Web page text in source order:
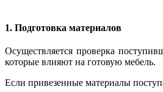
1. Подготовка материалов
Осуществляется проверка
которые влияют на готовую мебель.
Если привезенные материалы